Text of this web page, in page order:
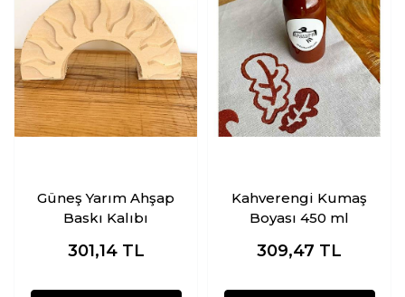
Güneş Yarım Ahşap
Baskı Kalıbı
301,14 TL
Kahverengi Kumaş
Boyası 450 ml
309,47 TL